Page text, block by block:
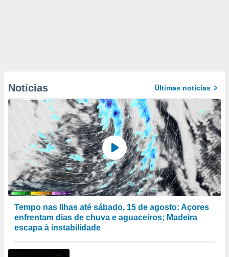
Notícias Últimas notícias
Tempo nas Ilhas até sábado, 15 de agosto: Açores
enfrentam dias de chuva e aguaceiros; Madeira
escapa à instabilidade